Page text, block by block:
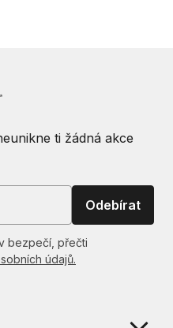
ti žádná akce
Odebírat
bezpečí, přečti
údajů.